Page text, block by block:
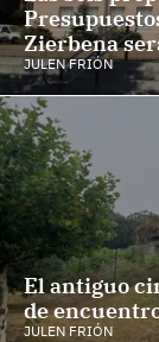
Zierbena
JULEN FRIÓN
El antiguo
de
JULEN FRIÓN